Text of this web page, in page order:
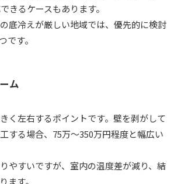
きるケースもあります。
底冷えが厳しい地域では、優先的に検討
です。
ム
く左右するポイントです。壁を剥がして
する場合、75万～350万円程度と幅広い
やすいですが、室内の温度差が減り、結
ます。